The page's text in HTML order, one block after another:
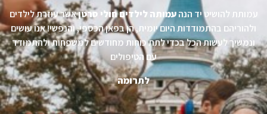
עמותת להושיט יד הנהעמותה לילדים חולי סרטןאשר עוזרת לילדים
ולהוריהם בהתמודדות היום יומית, הן בפאן הכספי, והנפשי! אנו עושים
ונמשיך לעשות הכל בכדי לתת כוחות מחודשים למשפחות ולהתמודד
עם הטיפולים
לתרומה